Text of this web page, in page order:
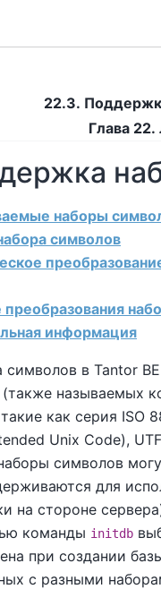
22.3.
Глава
наборы
символов
информация
символов в Tantor BE
называемых
как серия ISO
Unix Code),
символов
для
на стороне
команды initdb
при создании
с разными